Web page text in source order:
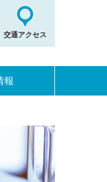
交通アクセス
報